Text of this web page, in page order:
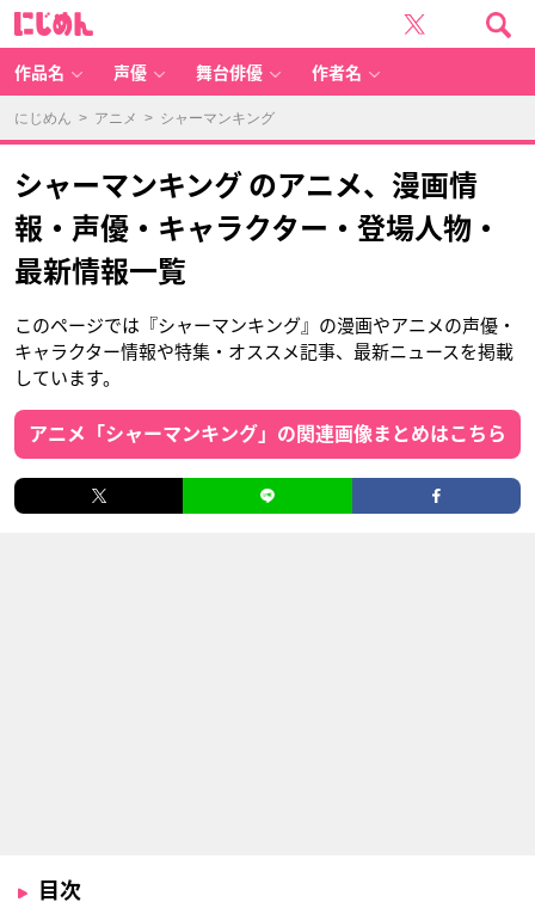
作品名 声優 舞台俳優 作者名
にじめん > アニメ > シャーマンキング
シャーマンキング のアニメ、漫画情
報・声優・キャラクター・登場人物・
最新情報一覧
このページでは『シャーマンキング』の漫画やアニメの声優・
キャラクター情報や特集・オススメ記事、最新ニュースを掲載
しています。
アニメ「シャーマンキング」の関連画像まとめはこちら
目次